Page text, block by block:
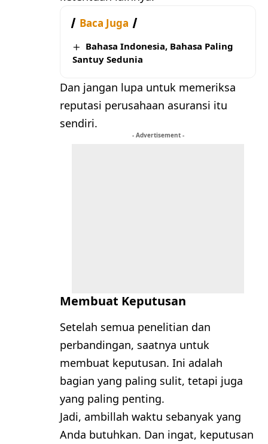
Baca Juga
Bahasa Indonesia, Bahasa Paling
Santuy Sedunia
Dan jangan lupa untuk memeriksa
reputasi perusahaan asuransi itu
sendiri.
- Advertisement -
Membuat Keputusan
Setelah semua penelitian dan
perbandingan, saatnya untuk
membuat keputusan. Ini adalah
bagian yang paling sulit, tetapi juga
yang paling penting.
Jadi, ambillah waktu sebanyak yang
Anda butuhkan. Dan ingat, keputusan